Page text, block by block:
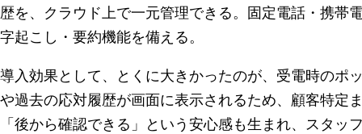
歴を、クラウド上で一元管理できる。固定電話・携帯
字起こし・要約機能を備える。
導入効果として、とくに大きかったのが、受電時のポ
や過去の応対履歴が画面に表示されるため、顧客特定
「後から確認できる」という安心感も生まれ、スタ